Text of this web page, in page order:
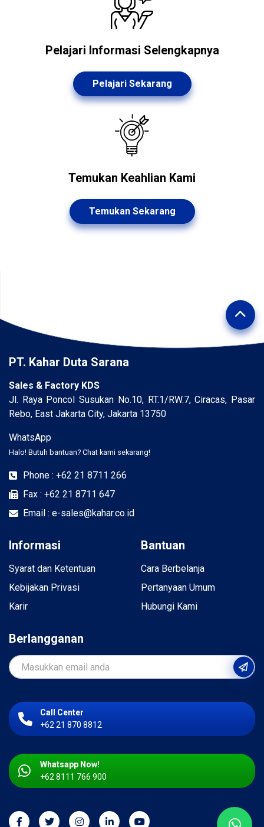
Pelajari Informasi Selengkapnya
Pelajari Sekarang
Temukan Keahlian Kami
Temukan Sekarang
PT. Kahar Duta Sarana
Sales & Factory KDS
Jl. Raya Poncol Susukan No.10, RT.1/RW.7, Ciracas, Pasar
Rebo, East Jakarta City, Jakarta 13750
WhatsApp
Halo! Butuh bantuan? Chat kami sekarang!
Phone : +62 21 8711 266
Fax : +62 21 8711 647
Email : e-sales@kahar.co.id
Informasi
Syarat dan Ketentuan
Kebijakan Privasi
Karir
Bantuan
Cara Berbelanja
Pertanyaan Umum
Hubungi Kami
Berlangganan
Call Center
+62 21 870 8812
Whatsapp Now!
+62 8111 766 900